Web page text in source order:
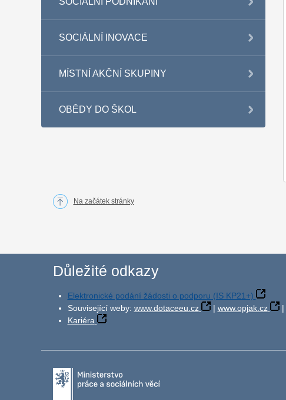
SOCIÁLNÍ INOVACE
MÍSTNÍ AKČNÍ SKUPINY
OBĚDY DO ŠKOL
Na začátek stránky
Důležité odkazy
Elektronické podání žádosti o podporu (IS KP21+)
Související weby: www.dotaceeu.cz | www.opjak.cz |
Kariéra